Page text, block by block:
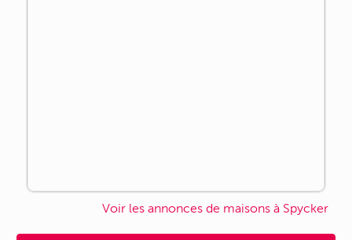
Voir les annonces de maisons à Spycker